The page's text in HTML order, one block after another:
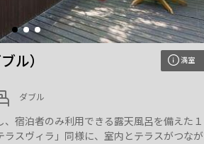
ル） 満室
ダブル
宿泊者のみ利用できる露天風呂を備えた１
スヴィラ」同様に、室内とテラスがつなが